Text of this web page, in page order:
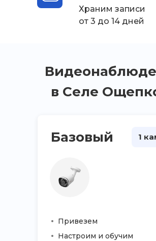
Храним записи
от 3 до 14 дней
в Селе
Базовый
Привезем
Настроим и обучим
1